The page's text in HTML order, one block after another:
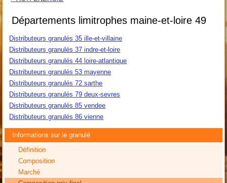
Départements limitrophes maine-et-loire 49
Distributeurs granulés 35 ille-et-villaine
Distributeurs granulés 37 indre-et-loire
Distributeurs granulés 44 loire-atlantique
Distributeurs granulés 53 mayenne
Distributeurs granulés 72 sarthe
Distributeurs granulés 79 deux-sevres
Distributeurs granulés 85 vendee
Distributeurs granulés 86 vienne
Informations sur le granulé
Définition
Composition
Marché